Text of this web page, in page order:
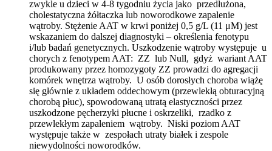
zwykle u dzieci w 4-8 tygodniu życia jako przedłużona,
cholestatyczna żółtaczka lub noworodkowe zapalenie
wątroby. Stężenie AAT w krwi poniżej 0,5 g/L (11 μM) jest
wskazaniem do dalszej diagnostyki – określenia fenotypu
i/lub badań genetycznych. Uszkodzenie wątroby występuje u
chorych z fenotypem AAT: ZZ lub Null, gdyż wariant AAT
produkowany przez homozygoty ZZ prowadzi do agregacji
komórek wnętrza wątroby. U osób dorosłych choroba wiążę
się głównie z układem oddechowym (przewlekłą obturacyjną
chorobą płuc), spowodowaną utratą elastyczności przez
uszkodzone pęcherzyki płucne i oskrzeliki, rzadko z
przewlekłym zapaleniem wątroby. Niski poziom AAT
występuje także w zespołach utraty białek i zespole
niewydolności noworodków.